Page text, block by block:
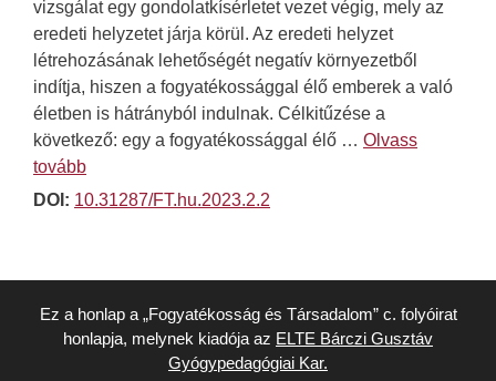
vizsgálat egy gondolatkísérletet vezet végig, mely az
eredeti helyzetet járja körül. Az eredeti helyzet
létrehozásának lehetőségét negatív környezetből
indítja, hiszen a fogyatékossággal élő emberek a való
életben is hátrányból indulnak. Célkitűzése a
következő: egy a fogyatékossággal élő … Olvass
tovább
DOI: 10.31287/FT.hu.2023.2.2
Ez a honlap a „Fogyatékosság és Társadalom” c. folyóirat
honlapja, melynek kiadója az ELTE Bárczi Gusztáv
Gyógypedagógiai Kar.